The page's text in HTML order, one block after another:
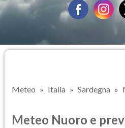
Meteo Italia Sardegna
Meteo Nuoro e